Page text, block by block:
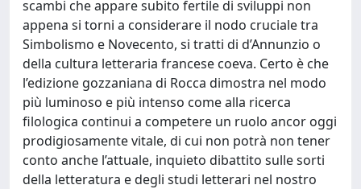
scambi che appare subito fertile di sviluppi non
appena si torni a considerare il nodo cruciale tra
Simbolismo e Novecento, si tratti di d’Annunzio o
della cultura letteraria francese coeva. Certo è che
l’edizione gozzaniana di Rocca dimostra nel modo
più luminoso e più intenso come alla ricerca
filologica continui a competere un ruolo ancor oggi
prodigiosamente vitale, di cui non potrà non tener
conto anche l’attuale, inquieto dibattito sulle sorti
della letteratura e degli studi letterari nel nostro